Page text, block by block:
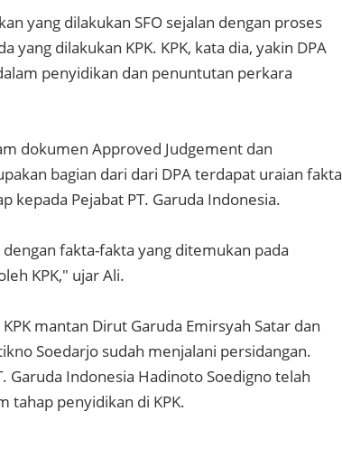
yang dilakukan SFO sejalan dengan proses
yang dilakukan KPK. KPK, kata dia, yakin DPA
penyidikan dan penuntutan perkara
dokumen Approved Judgement dan
bagian dari dari DPA terdapat uraian fakta
kepada Pejabat PT. Garuda Indonesia.
fakta-fakta yang ditemukan pada
KPK," ujar Ali.
mantan Dirut Garuda Emirsyah Satar dan
Soedarjo sudah menjalani persidangan.
Garuda Indonesia Hadinoto Soedigno telah
tahap penyidikan di KPK.